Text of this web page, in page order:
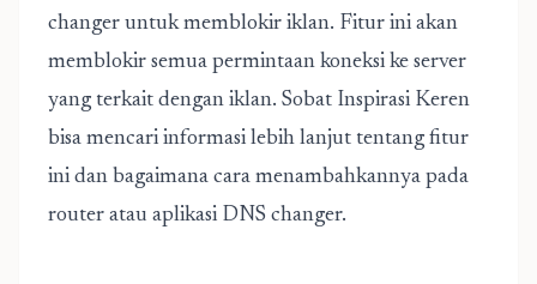
changer untuk memblokir iklan. Fitur ini akan
memblokir semua permintaan koneksi ke server
yang terkait dengan iklan. Sobat Inspirasi Keren
bisa mencari informasi lebih lanjut tentang fitur
ini dan bagaimana cara menambahkannya pada
router atau aplikasi DNS changer.